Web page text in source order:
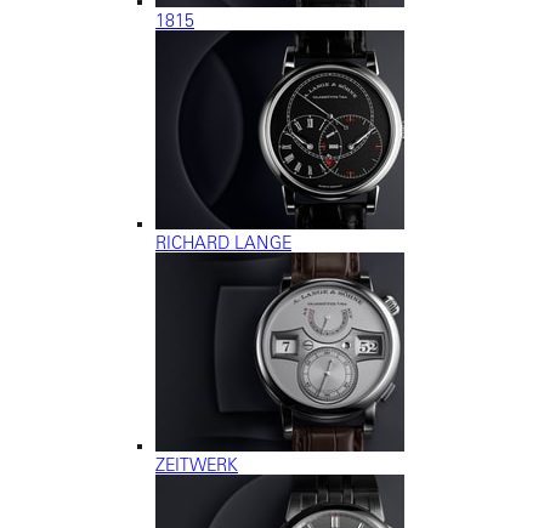
1815
RICHARD LANGE
ZEITWERK